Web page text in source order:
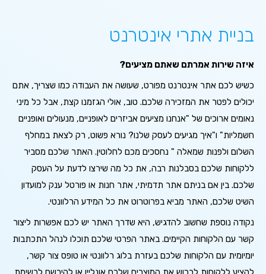
בניית אתרי אינטרנט
איזה שירות אמרתם שאתם מציעים?
כשיש לכם אתר אינטרנט מפורט, שעושה את העבודה כמו שצריך, אתם
יכולים לפטר את המזכירה שלכם. טוב, אולי הגזמנו קצת, אבל כל מיני
נאומים ארוכים של "אנחנו מציעים אביזרים לאופניים, מנעולים ואופניים
חשמליות" ו"איך מגיעים לעסק שלנו? נורא פשוט, רק לצאת במחלף
השלום ולפנות שמאלה " נחסכים מכם לחלוטין. האתר שלכם מסביר
ללקוחות שלכם בסבלנות רבה, את כל מה שירצו לדעת על העסק
שלכם. בין אם בניתם אתר תדמיתי, אתר חנות או פורטל ענק למועדון
השיט שלכם, האתר מביא בפרוטרוט את כל המידע הרלוונטי.
נקודה נוספת שחשוב להדגיש, היא שדרך האתר יש לכם אפשרות ליצור
קשר עם הלקוחות הקיימים. באתר הפרטי שלכם תוכלו לנהל התכתבות
יומיומית עם הלקוחות שלכם בעזרת בלוג רלוונטי או טופס צור קשר,